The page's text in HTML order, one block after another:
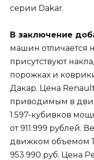
серии Dakar.
В заключение
машин отличается
присутствуют
порожках и
Дакар. Цена
приводимым в
1.597-кубивков
от 911.999 рублей.
движком объемом
953.990 руб. Цена